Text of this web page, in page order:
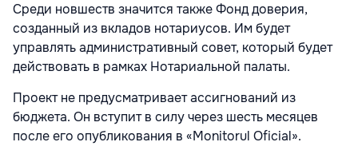
Среди новшеств значится также Фонд доверия,
созданный из вкладов нотариусов. Им будет
управлять административный совет, который будет
действовать в рамках Нотариальной палаты.
Проект не предусматривает ассигнований из
бюджета. Он вступит в силу через шесть месяцев
после его опубликования в «Monitorul Oficial».